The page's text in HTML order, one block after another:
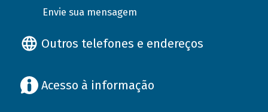
Envie sua mensagem
Outros telefones e endereços
Acesso à informação